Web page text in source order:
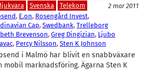
Svenska Telekom
2 mar 2011
, E.on, Rosengård Invest
Cap, Swedbank, Trelleborg
Brevenson, Greg Dingizian, Ljubo
, Percy Nilsson, Sten K Johnson
i Malmö har blivit en snabbväxare
mobil marknadsföring. Ägarna Sten K